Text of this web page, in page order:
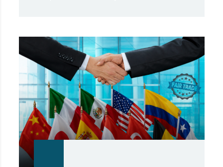
(UE) 2018/1542 relativo a la adopción de
medidas restrictivas…